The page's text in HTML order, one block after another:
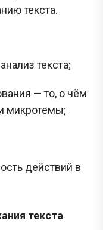
текста.
текста;
— то, о чём
и микротемы;
действий в
текста